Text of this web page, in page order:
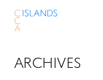
ABOUT
ARCHIVES